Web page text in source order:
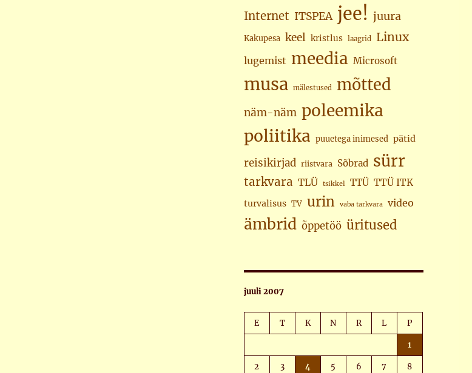
Internet ITSPEA jee! juura
Kakupesa keel kristlus laagrid Linux
lugemist meedia Microsoft
musa mälestused mõtted
näm-näm poleemika
poliitika puuetega inimesed pätid
reisikirjad riistvara Sõbrad sürr
tarkvara TLÜ tsikkel TTÜ TTÜ ITK
turvalisus TV urin vaba tarkvara video
ämbrid õppetöö üritused
juuli 2007
E T K N R L P
1
2 3 4 5 6 7 8